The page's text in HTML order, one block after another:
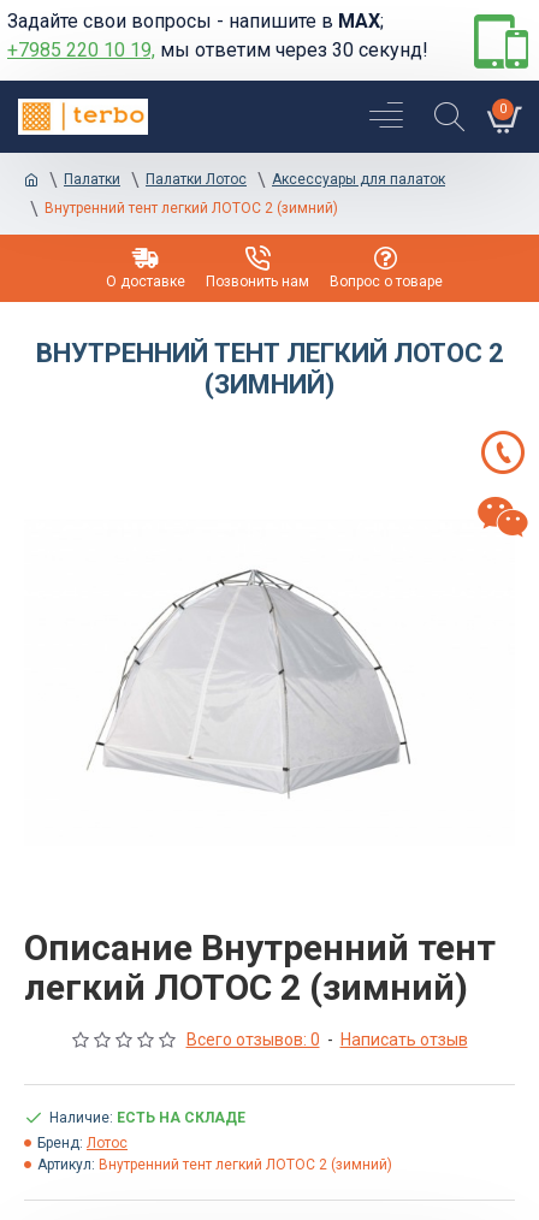
Задайте свои вопросы - напишите в MAX;
+7985 220 10 19, мы ответим через 30 секунд!
0
Палатки Палатки Лотос
Аксессуары для палаток
Внутренний тент легкий ЛОТОС 2 (зимний)
О доставке Позвонить нам Вопрос о товаре
ВНУТРЕННИЙ ТЕНТ ЛЕГКИЙ ЛОТОС 2
(ЗИМНИЙ)
Описание Внутренний тент
легкий ЛОТОС 2 (зимний)
Всего отзывов: 0 - Написать отзыв
Наличие: ЕСТЬ НА СКЛАДЕ
Бренд: Лотос
Артикул: Внутренний тент легкий ЛОТОС 2 (зимний)